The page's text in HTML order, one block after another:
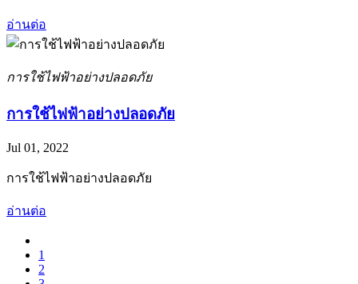
อ่านต่อ
การใช้ไฟฟ้าอย่างปลอดภัย
การใช้ไฟฟ้าอย่างปลอดภัย
Jul 01, 2022
การใช้ไฟฟ้าอย่างปลอดภัย
อ่านต่อ
1
2